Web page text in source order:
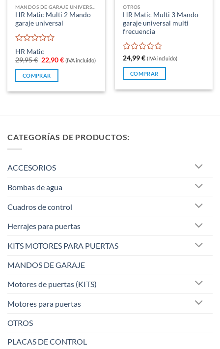
HR Matic Multi 2 Mando
garaje universal
Valorado
con
0
5
HR Matic
29,95€ El
precio
original
era:
22,90€El
precio
(IVA incluido)
COMPRAR
OTROS
HR Matic Multi 3 Mando
garaje universal multi
frecuencia
Valorado
con
de
5
24,99€ (IVA incluido)
COMPRAR
CATEGORÍAS DE PRODUCTOS:
ACCESORIOS
Bombas de agua
Cuadros de control
Herrajes para puertas
KITS MOTORES PARA PUERTAS
MANDOS DE GARAJE
Motores de puertas (KITS)
Motores para puertas
OTROS
PLACAS DE CONTROL